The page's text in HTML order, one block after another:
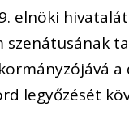
elnöki
szenátusának
legyőzését